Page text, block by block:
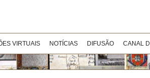
VIRTUAIS NOTÍCIAS DIFUSÃO CANAL